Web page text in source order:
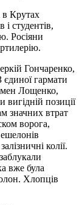
в Крутах
і студентів,
Росіяни
Гончаренко,
гармати
Лощенко,
вигідній позиції
значних втрат
ворога,
колії.
вже була
Хлопців